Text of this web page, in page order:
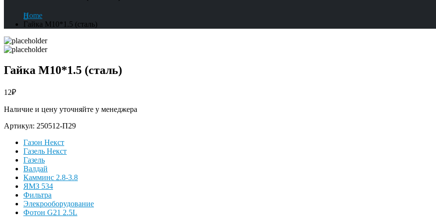
Home
Гайка М10*1.5 (сталь)
Гайка М10*1.5 (сталь)
12₽
Наличие и цену уточняйте у менеджера
Артикул: 250512-П29
Газон Некст
Газель Некст
Газель
Валдай
Камминс 2.8-3.8
ЯМЗ 534
Фильтра
Элекрооборудование
Фотон G21 2.5L